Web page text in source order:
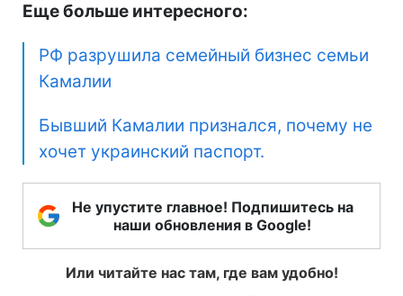
Еще больше интересного:
РФ разрушила семейный бизнес семьи
Камалии
Бывший Камалии признался, почему не
хочет украинский паспорт.
Не упустите главное! Подпишитесь на
наши обновления в Google!
Или читайте нас там, где вам удобно!